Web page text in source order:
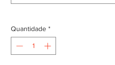
Quantidade *